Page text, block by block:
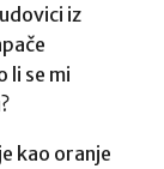
iz
li se mi
kao oranje